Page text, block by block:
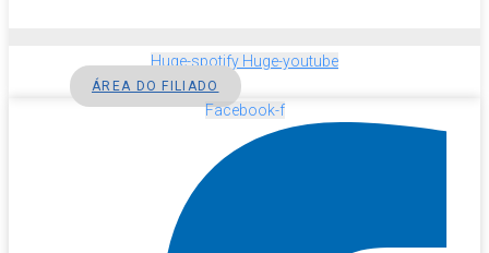
Huge-spotify Huge-youtube
ÁREA DO FILIADO
Facebook-f